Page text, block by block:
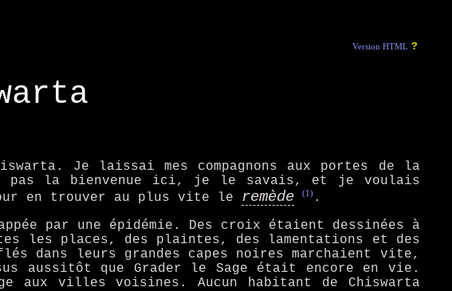
Version HTML ?
Je laissai mes compagnons aux portes de la
la bienvenue ici, je le savais, et je voulais
en trouver au plus vite le remède (1) .
par une épidémie. Des croix étaient dessinées à
les places, des plaintes, des lamentations et des
dans leurs grandes capes noires marchaient vite,
aussitôt que Grader le Sage était encore en vie.
villes voisines. Aucun habitant de Chiswarta